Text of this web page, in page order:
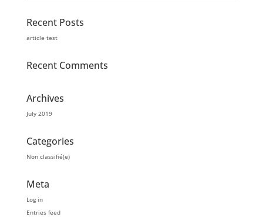
Recent Posts
article test
Recent Comments
Archives
July 2019
Categories
Non classifié(e)
Meta
Log in
Entries feed